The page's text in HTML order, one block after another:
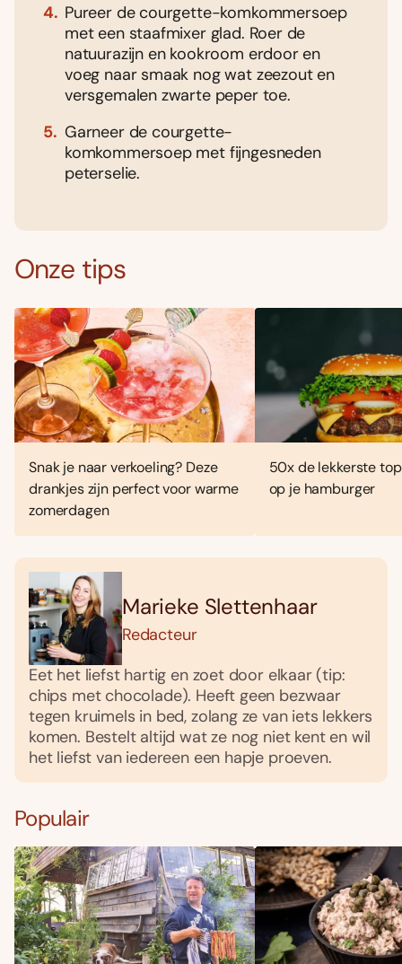
Pureer de courgette-komkommersoep
met een staafmixer glad. Roer de
natuurazijn en kookroom erdoor en
voeg naar smaak nog wat zeezout en
versgemalen zwarte peper toe.
Garneer de courgette-
komkommersoep met fijngesneden
peterselie.
Onze tips
Snak je naar verkoeling? Deze
drankjes zijn perfect voor warme
zomerdagen
50x de lekkerste
op je hamburger
Marieke Slettenhaar
Redacteur
Eet het liefst hartig en zoet door elkaar (tip:
chips met chocolade). Heeft geen bezwaar
tegen kruimels in bed, zolang ze van iets lekkers
komen. Bestelt altijd wat ze nog niet kent en wil
het liefst van iedereen een hapje proeven.
Populair